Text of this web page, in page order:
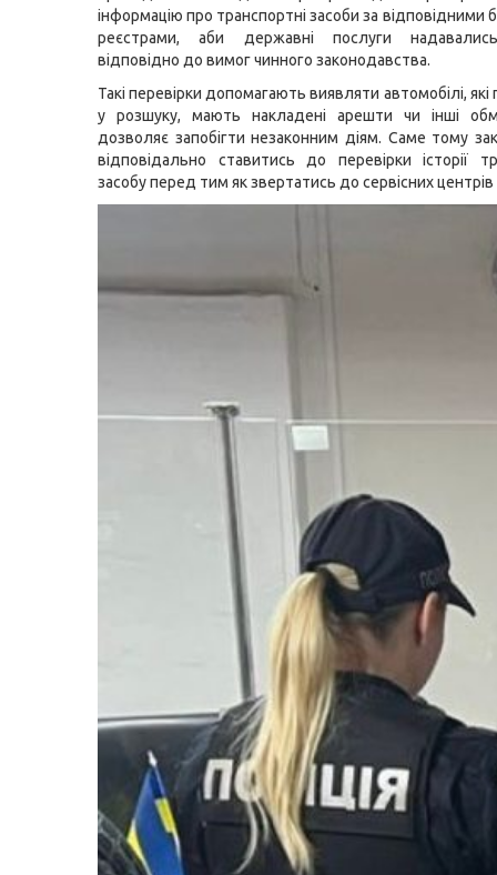
інформацію про транспортні засоби за відповідними
реєстрами, аби державні послуги
відповідно до вимог чинного законодавства.
Такі перевірки допомагають виявляти автомобілі,
у розшуку, мають накладені арешти чи інші
дозволяє запобігти незаконним діям. Саме тому
відповідально ставитись до перевірки історії
засобу перед тим як звертатись до сервісних